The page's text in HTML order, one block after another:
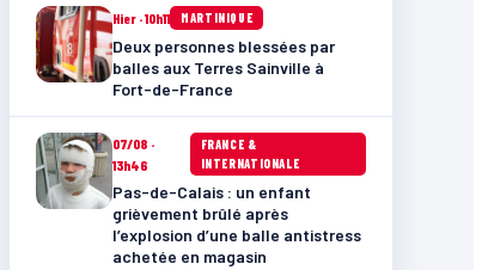
Hier · 10h11 MARTINIQUE
Deux personnes blessées par
balles aux Terres Sainville à
Fort-de-France
07/08 ·
13h46
FRANCE &
INTERNATIONALE
Pas-de-Calais : un enfant
grièvement brûlé après
l’explosion d’une balle antistress
achetée en magasin